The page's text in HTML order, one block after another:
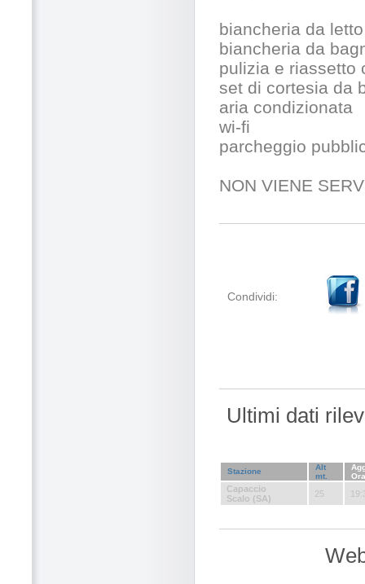
biancheria da
biancheria da
pulizia e riassetto
set di cortesia da
aria condizionata
wi-fi
parcheggio
NON VIENE
Condividi:
Ultimi dati
Stazione
Alt
mt.
Ora
Capaccio
Scalo (SA)
25